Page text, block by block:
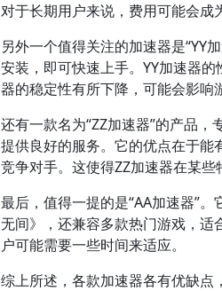
对于长期用户来说，费用可能会成
另外一个值得关注的加速器是“YY
安装，即可快速上手。YY加速器
器的稳定性有所下降，可能会影响
还有一款名为“ZZ加速器”的产品
提供良好的服务。它的优点在于
竞争对手。这使得ZZ加速器在某些
最后，值得一提的是“AA加速器”
无间》，还兼容多款热门游戏，适
户可能需要一些时间来适应。
综上所述，各款加速器各有优缺